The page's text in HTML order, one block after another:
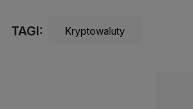
TAGI: Kryptowaluty